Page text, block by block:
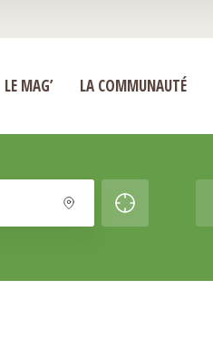
LE MAG’ LA COMMUNAUTÉ